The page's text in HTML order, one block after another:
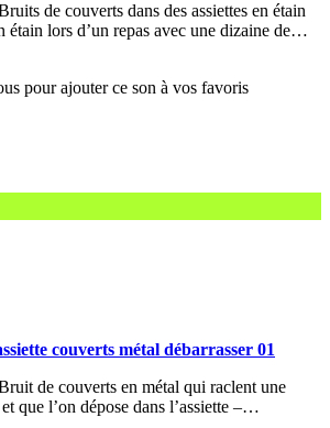
de couverts dans des assiettes en étain
étain lors d’un repas avec une dizaine de…
couverts métal débarrasser 01
de couverts en métal qui raclent une
que l’on dépose dans l’assiette –…